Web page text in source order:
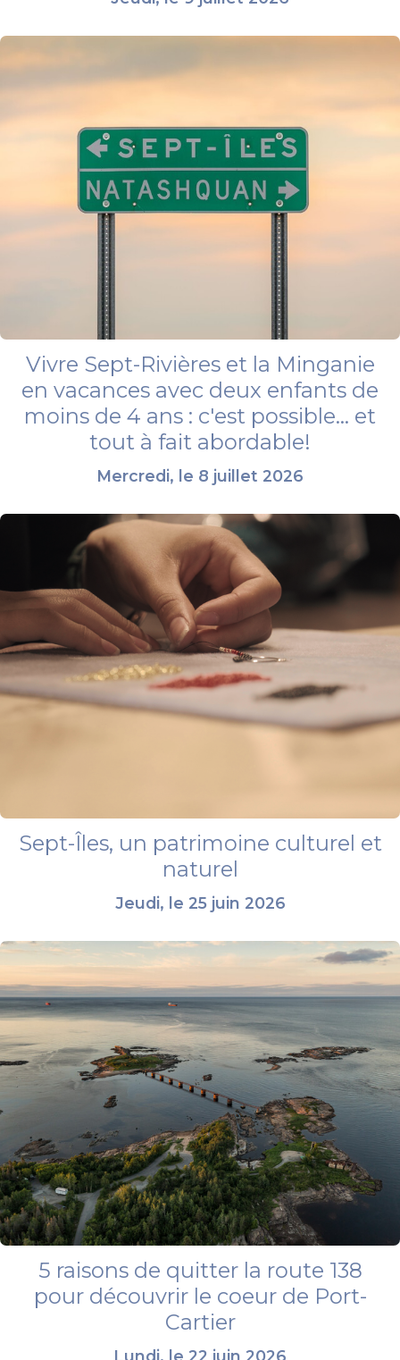
Vivre Sept-Rivières et la Minganie
en vacances avec deux enfants de
moins de 4 ans : c'est possible... et
tout à fait abordable!
Mercredi, le 8 juillet 2026
Sept-Îles, un patrimoine culturel et
naturel
Jeudi, le 25 juin 2026
5 raisons de quitter la route 138
pour découvrir le coeur de Port-
Cartier
Lundi, le 22 juin 2026